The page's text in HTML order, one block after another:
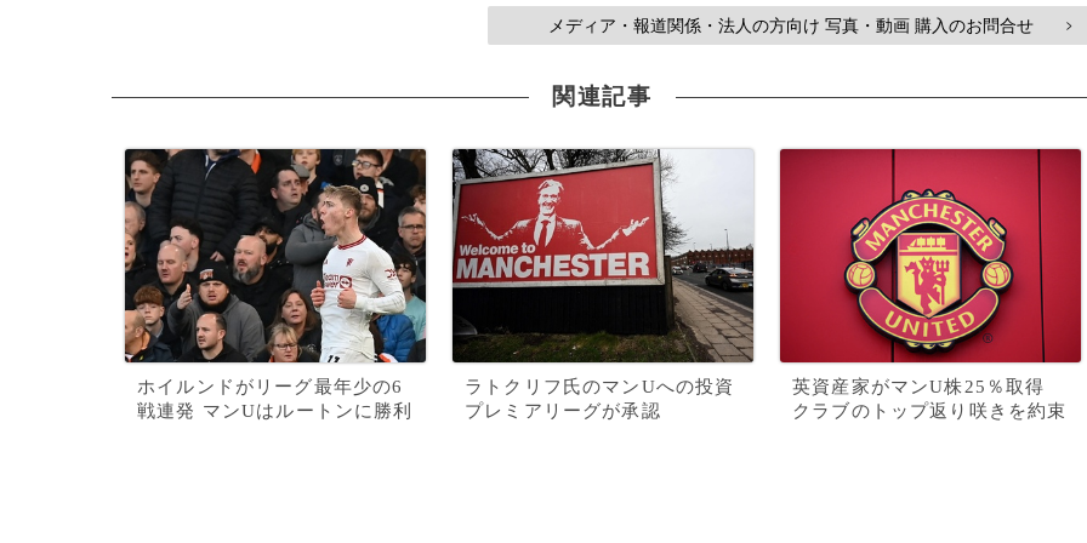
メディア・報道関係・法人の方向け 写真・動画 購入のお問合せ >
関連記事
ホイルンドがリーグ最年少の6
戦連発 マンUはルートンに勝利
ラトクリフ氏のマンUへの投資
プレミアリーグが承認
英資産家がマンU株25％取得
クラブのトップ返り咲きを約束